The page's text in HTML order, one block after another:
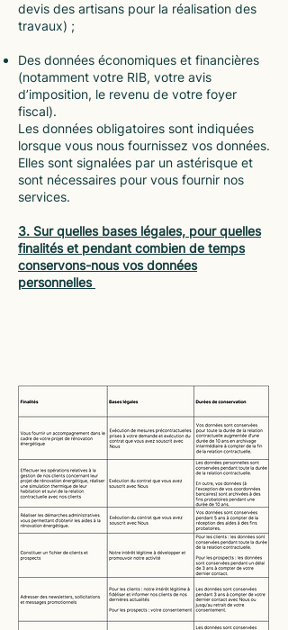
devis des artisans pour la réalisation des
travaux) ;
Des données économiques et financières
(notamment votre RIB, votre avis
d’imposition, le revenu de votre foyer
fiscal).
Les données obligatoires sont indiquées
lorsque vous nous fournissez vos données.
Elles sont signalées par un astérisque et
sont nécessaires pour vous fournir nos
services.
3. Sur quelles bases légales, pour quelles
finalités et pendant combien de temps
conservons-nous vos données
personnelles